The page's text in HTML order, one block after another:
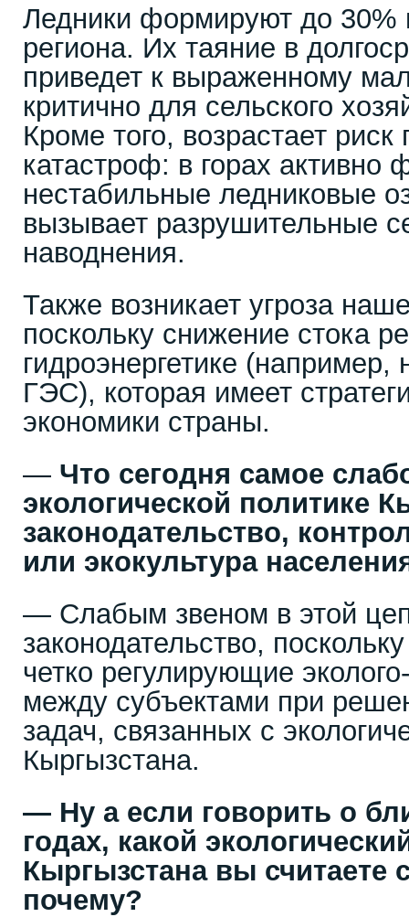
Ледники формируют до 30%
региона. Их таяние в
приведет к выраженному
критично для сельского
Кроме того, возрастает
катастроф: в горах активно
нестабильные ледниковые
вызывает разрушительные
наводнения.
Также возникает угроза
поскольку снижение стока
гидроэнергетике (например,
ГЭС), которая имеет
экономики страны.
— Что сегодня самое
экологической политике
законодательство,
или экокультура
— Слабым звеном в этой
законодательство,
четко регулирующие
между субъектами при
задач, связанных с
Кыргызстана.
— Ну а если говорить о
годах, какой
Кыргызстана вы
почему?